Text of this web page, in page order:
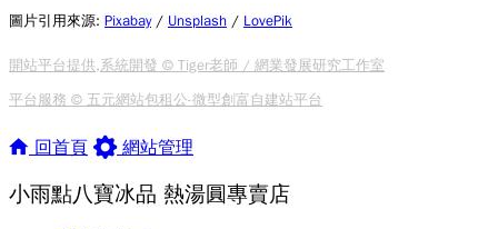
圖片引用來源: Pixabay/ Unsplash / LovePik
開站平台提供,系統開發 © Tiger老師 / 網業發展研究工作室
平台服務 © 五元網站包租公-微型創富自建站平台
回首頁 網站管理
小雨點八寶冰品 熱湯圓專賣店